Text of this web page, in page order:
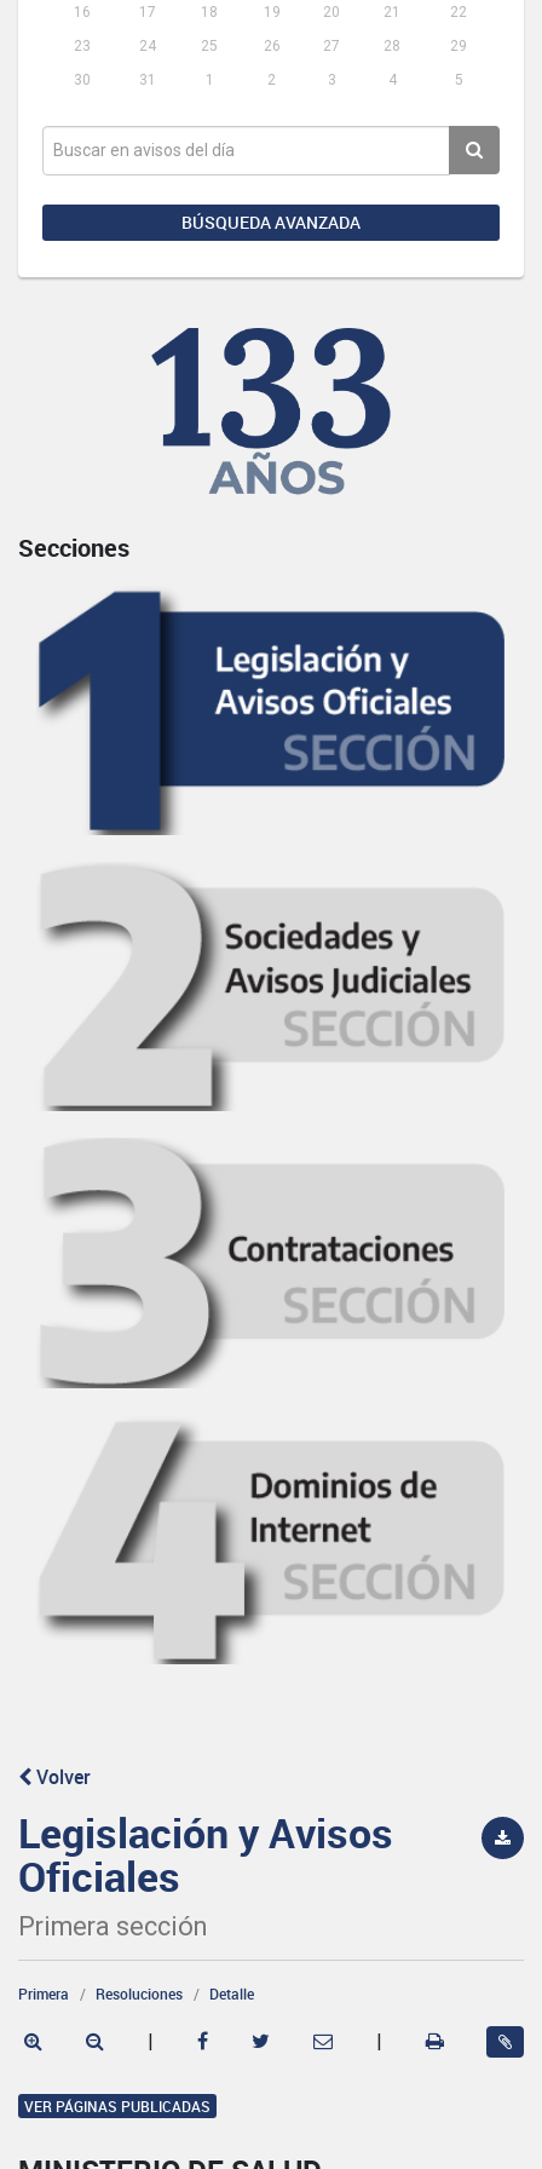
16
17 18 19 20 21
22
23
24 25 26 27 28
29
30
31 1 2 3 4 5
BÚSQUEDA AVANZADA
Secciones
Volver
Legislación y Avisos
Oficiales
Primera sección
Primera Resoluciones Detalle
| |
VER PÁGINAS PUBLICADAS